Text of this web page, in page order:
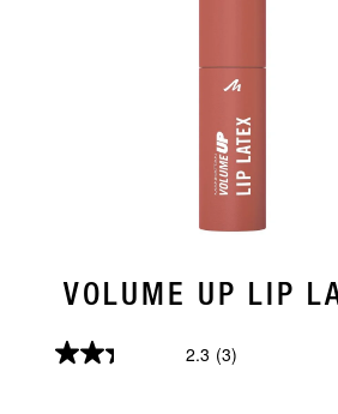
VOLUME UP LIP
2.3 (3)
2.3